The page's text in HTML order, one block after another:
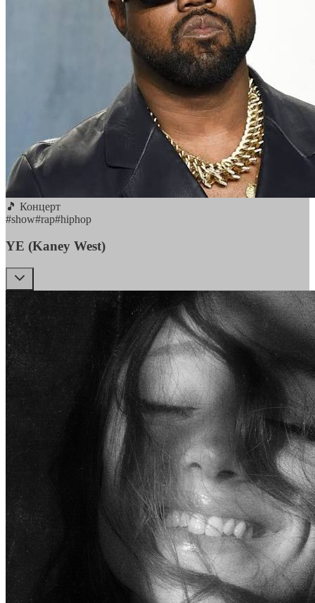
🎵 Концерт
#show#rap#hiphop
YE (Kaney West)